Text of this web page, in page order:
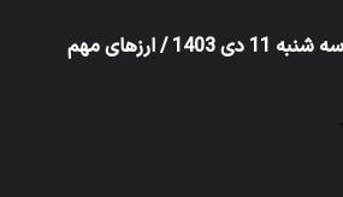
قیمت انواع ارز امروز سه شنبه 11 دی 1403 / ارزهای مهم